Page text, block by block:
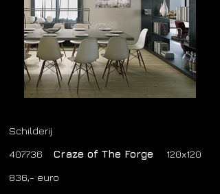
Schilderij
407736 Craze of The Forge
120x120
836,- euro